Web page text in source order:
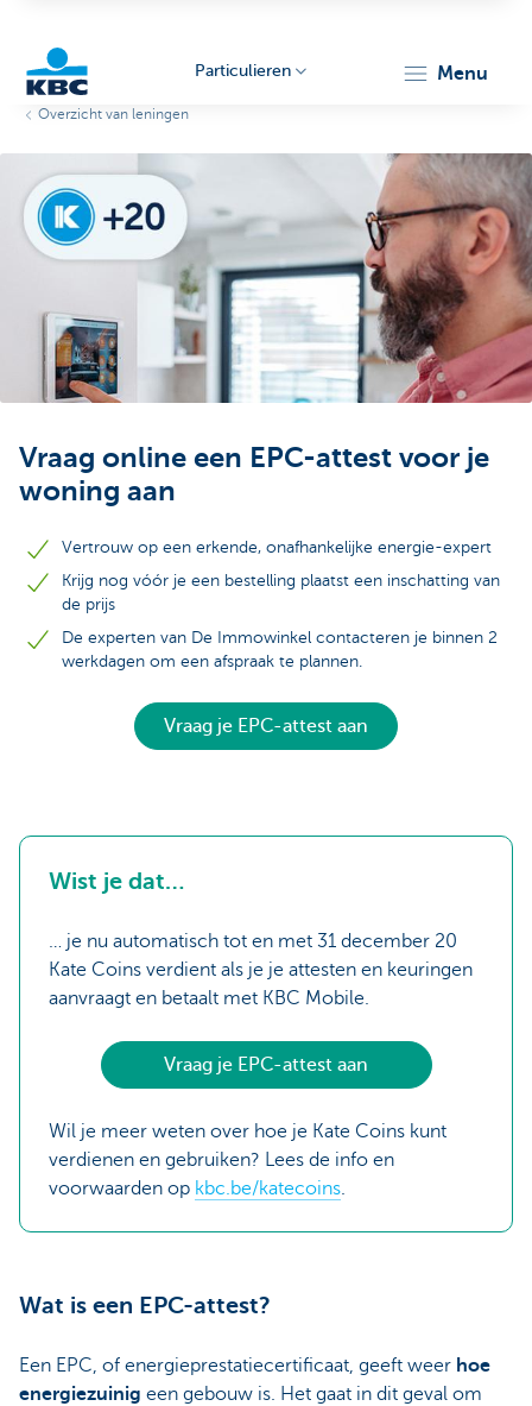
Particulieren
Particulieren menu
Overzicht van leningen
Vraag online een EPC-attest voor je
woning aan
Vertrouw op een erkende, onafhankelijke energie-expert
Krijg nog vóór je een bestelling plaatst een inschatting van
de prijs
De experten van De Immowinkel contacteren je binnen 2
werkdagen om een afspraak te plannen.
Vraag je EPC-attest aan
Wist je dat…
… je nu automatisch tot en met 31 december 20
Kate Coins verdient als je je attesten en keuringen
aanvraagt en betaalt met KBC Mobile.
Vraag je EPC-attest aan
Wil je meer weten over hoe je Kate Coins kunt
verdienen en gebruiken? Lees de info en
voorwaarden op kbc.be/katecoins.
Wat is een EPC-attest?
Een EPC, of energieprestatiecertificaat, geeft weer hoe
energiezuinig een gebouw is. Het gaat in dit geval om